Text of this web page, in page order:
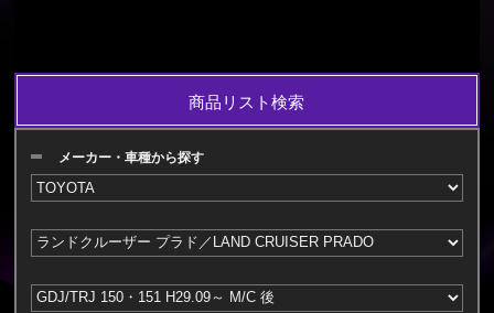
商品リスト検索
メーカー・車種から探す